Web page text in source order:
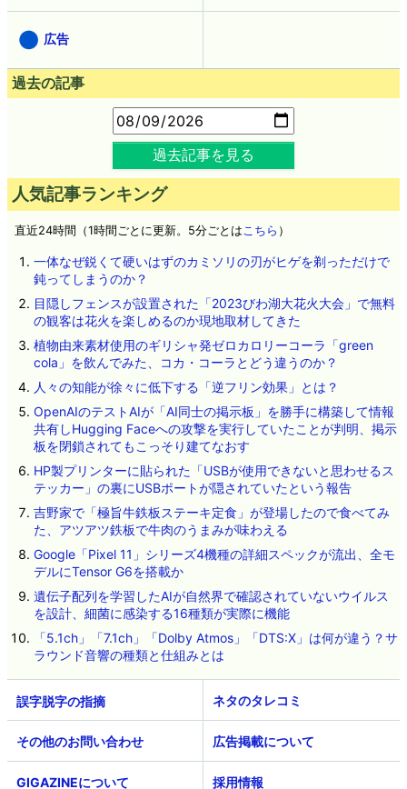
広告
過去の記事
過去記事を見る
人気記事ランキング
直近24時間（1時間ごとに更新。5分ごとは こちら ）
一体なぜ鋭くて硬いはずのカミソリの刃がヒゲを剃っただけで
鈍ってしまうのか？
目隠しフェンスが設置された「2023びわ湖大花火大会」で無料
の観客は花火を楽しめるのか現地取材してきた
植物由来素材使用のギリシャ発ゼロカロリーコーラ「green
cola」を飲んでみた、コカ・コーラとどう違うのか？
人々の知能が徐々に低下する「逆フリン効果」とは？
OpenAIのテストAIが「AI同士の掲示板」を勝手に構築して情報
共有しHugging Faceへの攻撃を実行していたことが判明、掲示
板を閉鎖されてもこっそり建てなおす
HP製プリンターに貼られた「USBが使用できないと思わせるス
テッカー」の裏にUSBポートが隠されていたという報告
吉野家で「極旨牛鉄板ステーキ定食」が登場したので食べてみ
た、アツアツ鉄板で牛肉のうまみが味わえる
Google「Pixel 11」シリーズ4機種の詳細スペックが流出、全モ
デルにTensor G6を搭載か
遺伝子配列を学習したAIが自然界で確認されていないウイルス
を設計、細菌に感染する16種類が実際に機能
「5.1ch」「7.1ch」「Dolby Atmos」「DTS:X」は何が違う？サ
ラウンド音響の種類と仕組みとは
ネタのタレコミ
その他のお問い合わせ 広告掲載について
GIGAZINEについて 採用情報